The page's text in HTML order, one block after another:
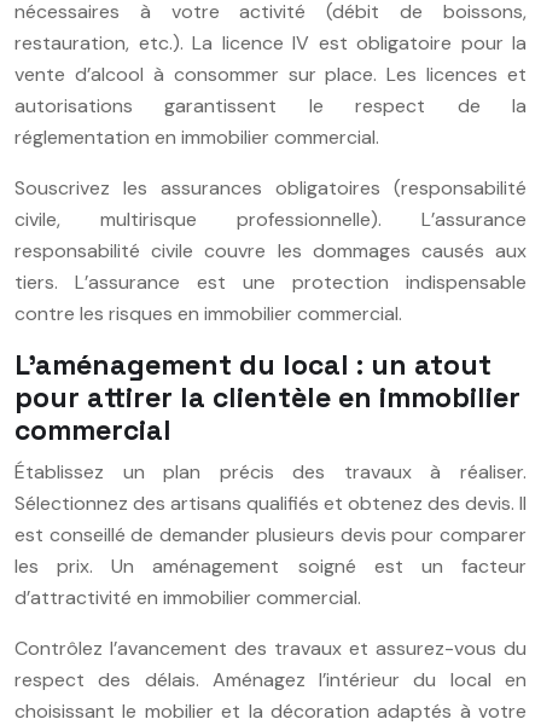
nécessaires à votre activité (débit de boissons,
restauration, etc.). La licence IV est obligatoire pour la
vente d’alcool à consommer sur place. Les licences et
autorisations garantissent le respect de la
réglementation en immobilier commercial.
Souscrivez les assurances obligatoires (responsabilité
civile, multirisque professionnelle). L’assurance
responsabilité civile couvre les dommages causés aux
tiers. L’assurance est une protection indispensable
contre les risques en immobilier commercial.
L’aménagement du local : un atout
pour attirer la clientèle en immobilier
commercial
Établissez un plan précis des travaux à réaliser.
Sélectionnez des artisans qualifiés et obtenez des devis. Il
est conseillé de demander plusieurs devis pour comparer
les prix. Un aménagement soigné est un facteur
d’attractivité en immobilier commercial.
Contrôlez l’avancement des travaux et assurez-vous du
respect des délais. Aménagez l’intérieur du local en
choisissant le mobilier et la décoration adaptés à votre